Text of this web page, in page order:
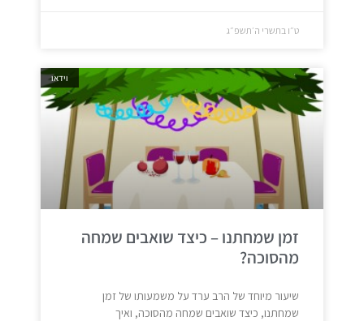
ט״ו בתשרי ה׳תשפ״ג
וידאו
זמן שמחתנו – כיצד שואבים שמחה
מהסוכה?
שיעור מיוחד של הרב ערד על משמעותו של זמן
שמחתנו, כיצד שואבים שמחה מהסוכה, ואיך